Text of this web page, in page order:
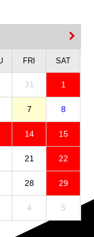
FRI SAT
31 1
7 8
14 15
21 22
28 29
4 5